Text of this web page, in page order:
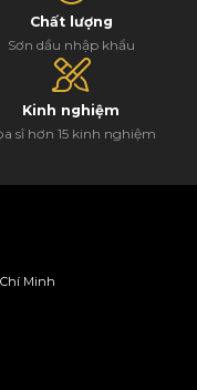
Chất lượng
Sơn dầu nhập khẩu
Kinh nghiệm
sĩ hơn 15 kinh nghiệm
Minh